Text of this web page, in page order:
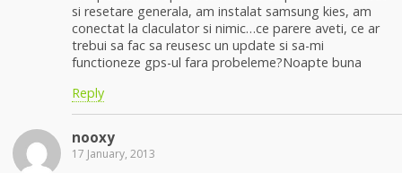
si resetare generala, am instalat samsung kies, am
conectat la claculator si nimic…ce parere aveti, ce ar
trebui sa fac sa reusesc un update si sa-mi
functioneze gps-ul fara probeleme?Noapte buna
Reply
nooxy
17 January, 2013